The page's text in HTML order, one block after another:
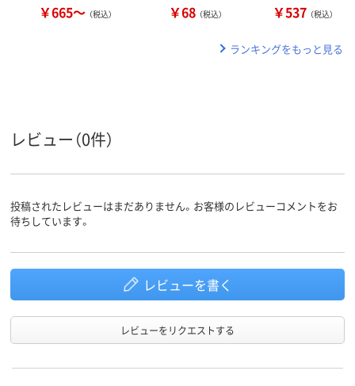
￥665～ （税込） ￥68 （税込） ￥537 （税込）
ランキングをもっと見る
レビュー（0件）
投稿されたレビューはまだありません。お客様のレビューコメントをお
待ちしています。
レビューを書く
レビューをリクエストする